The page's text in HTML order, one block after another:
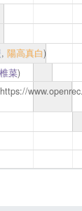
, 陽高真白)
菜)
https://